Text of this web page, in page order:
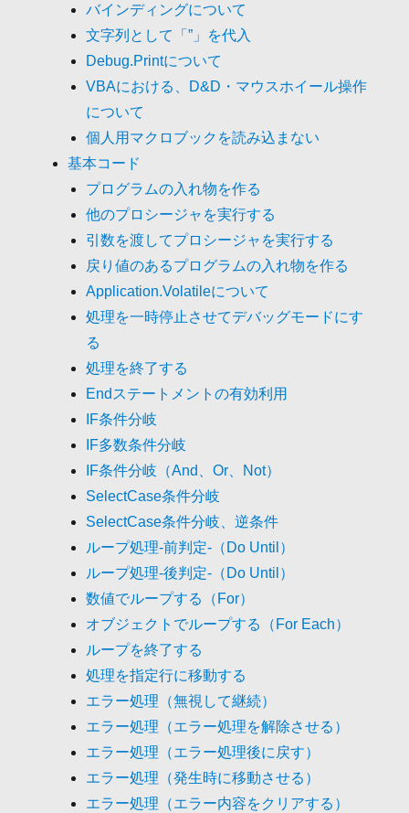
バインディングについて
文字列として「”」を代入
Debug.Printについて
VBAにおける、D&D・マウスホイール操作
について
個人用マクロブックを読み込まない
基本コード
プログラムの入れ物を作る
他のプロシージャを実行する
引数を渡してプロシージャを実行する
戻り値のあるプログラムの入れ物を作る
Application.Volatileについて
処理を一時停止させてデバッグモードにす
る
処理を終了する
Endステートメントの有効利用
IF条件分岐
IF多数条件分岐
IF条件分岐（And、Or、Not）
SelectCase条件分岐
SelectCase条件分岐、逆条件
ループ処理-前判定-（Do Until）
ループ処理-後判定-（Do Until）
数値でループする（For）
オブジェクトでループする（For Each）
ループを終了する
処理を指定行に移動する
エラー処理（無視して継続）
エラー処理（エラー処理を解除させる）
エラー処理（エラー処理後に戻す）
エラー処理（発生時に移動させる）
エラー処理（エラー内容をクリアする）